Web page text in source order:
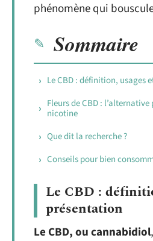
phénomène qui
Sommaire
Le CBD : définition, usages
Fleurs de CBD :
nicotine
Que dit la recherche ?
Conseils pour bien
Le CBD :
présentation
Le CBD, ou cannabidiol